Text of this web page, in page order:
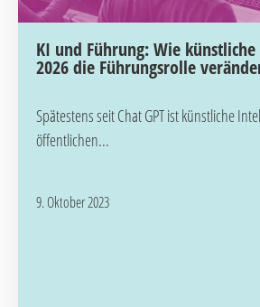
KI und Führung: Wie
2026 die Führungsrolle
Spätestens seit Chat GPT ist künstliche
öffentlichen...
9. Oktober 2023